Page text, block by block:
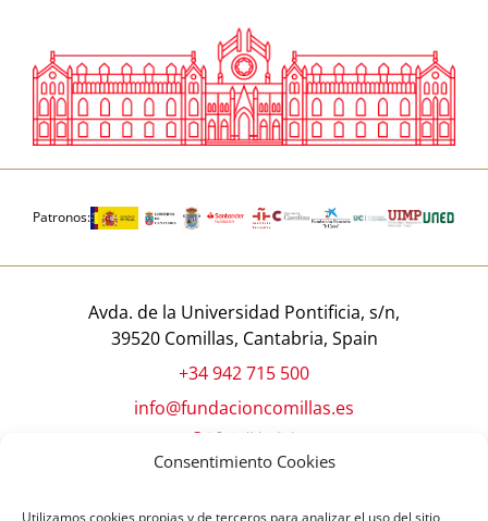
Consentimiento Cookies
Utilizamos cookies propias y de terceros para analizar el uso del sitio
Patronos:
Avda. de la Universidad Pontificia, s/n,
39520 Comillas, Cantabria, Spain
+34 942 715 500
info@fundacioncomillas.es